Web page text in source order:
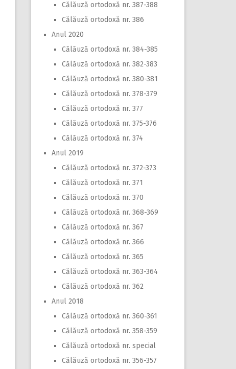
Călăuză ortodoxă nr. 387-388
Călăuză ortodoxă nr. 386
Anul 2020
Călăuză ortodoxă nr. 384-385
Călăuză ortodoxă nr. 382-383
Călăuză ortodoxă nr. 380-381
Călăuză ortodoxă nr. 378-379
Călăuză ortodoxă nr. 377
Călăuză ortodoxă nr. 375-376
Călăuză ortodoxă nr. 374
Anul 2019
Călăuză ortodoxă nr. 372-373
Călăuză ortodoxă nr. 371
Călăuză ortodoxă nr. 370
Călăuză ortodoxă nr. 368-369
Călăuză ortodoxă nr. 367
Călăuză ortodoxă nr. 366
Călăuză ortodoxă nr. 365
Călăuză ortodoxă nr. 363-364
Călăuză ortodoxă nr. 362
Anul 2018
Călăuză ortodoxă nr. 360-361
Călăuză ortodoxă nr. 358-359
Călăuză ortodoxă nr. special
Călăuză ortodoxă nr. 356-357